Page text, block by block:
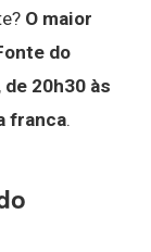
O maior
do
20h30 às
franca.